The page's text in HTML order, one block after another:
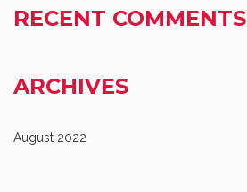
RECENT COMMENTS
ARCHIVES
August 2022